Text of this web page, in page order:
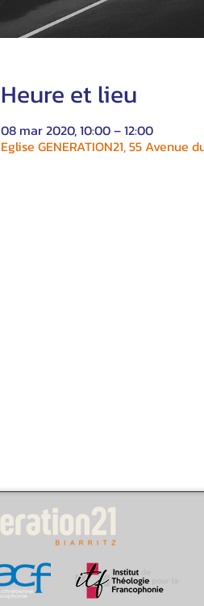
Heure et lieu
08 mar 2020, 10:00 – 12:00
Eglise GENERATION21, 55